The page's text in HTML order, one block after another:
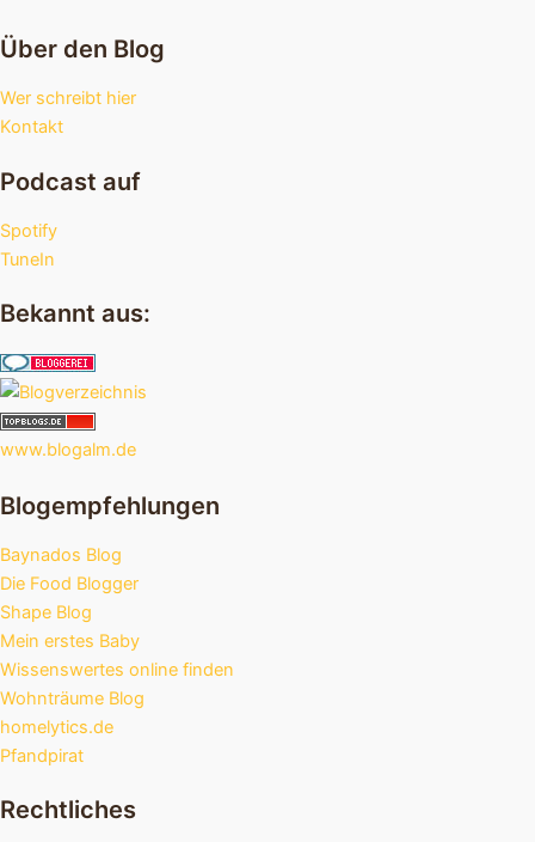
Über den Blog
Wer schreibt hier
Kontakt
Podcast auf
Spotify
TuneIn
Bekannt aus:
www.blogalm.de
Blogempfehlungen
Baynados Blog
Die Food Blogger
Shape Blog
Mein erstes Baby
Wissenswertes online finden
Wohnträume Blog
homelytics.de
Pfandpirat
Rechtliches